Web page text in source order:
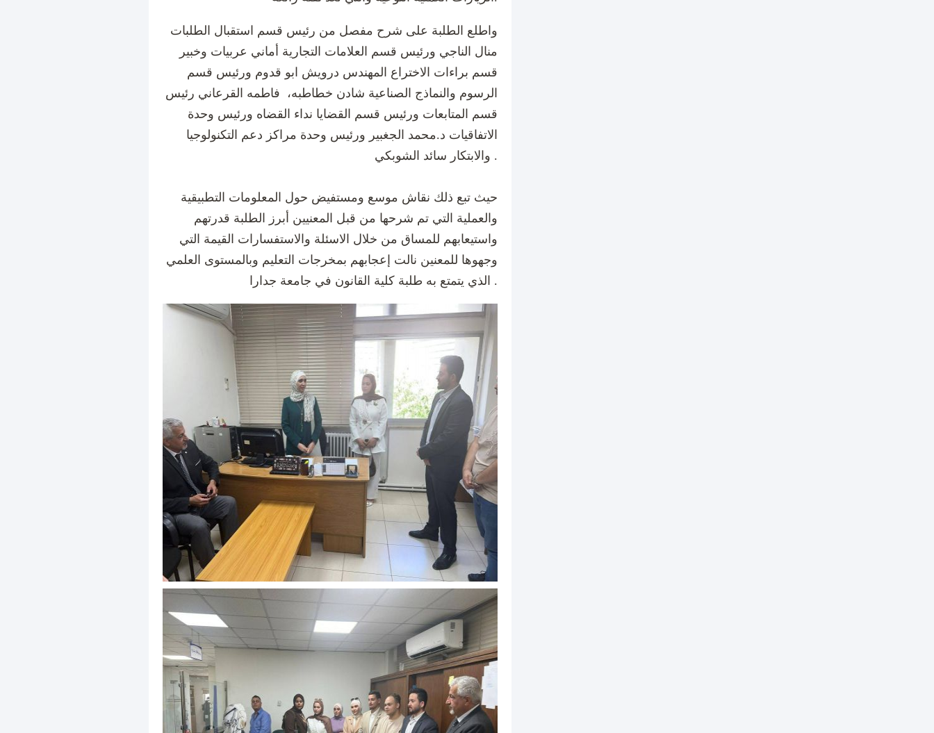
واطلع الطلبة على شرح مفصل من رئيس قسم استقبال الطلبات
منال الناجي ورئيس قسم العلامات التجارية أماني عربيات وخبير
قسم براءات الاختراع المهندس درويش ابو قدوم ورئيس قسم
الرسوم والنماذج الصناعية شادن خطاطبه، فاطمه القرعاني رئيس
قسم المتابعات ورئيس قسم القضايا نداء القضاه ورئيس وحدة
الاتفاقيات د.محمد الجغبير ورئيس وحدة مراكز دعم التكنولوجيا
والابتكار سائد الشوبكي .
حيث تبع ذلك نقاش موسع ومستفيض حول المعلومات التطبيقية
والعملية التي تم شرحها من قبل المعنيين أبرز الطلبة قدرتهم
واستيعابهم للمساق من خلال الاسئلة والاستفسارات القيمة التي
وجهوها للمعنين نالت إعجابهم بمخرجات التعليم وبالمستوى العلمي
الذي يتمتع به طلبة كلية القانون في جامعة جدارا .